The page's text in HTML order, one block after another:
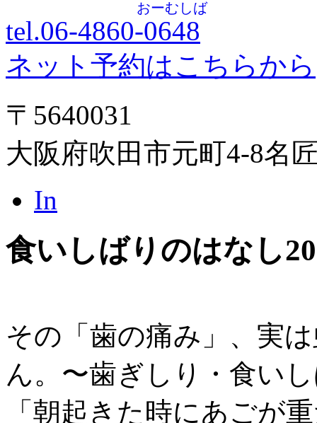
tel.06-4860-0648
おーむしば
ネット予約はこちらから
〒5640031
大阪府吹田市元町4-8名
In
食いしばりのはなし
その「歯の痛み」、実
ん。〜歯ぎしり・食い
「朝起きた時にあごが